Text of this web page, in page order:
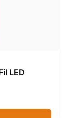
LED
en Forme